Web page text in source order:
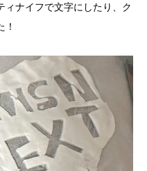
ナイフで文字にしたり、ク